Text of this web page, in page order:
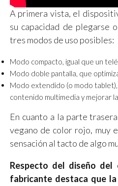
A primera vista, el
su capacidad de plegarse
tres modos de uso posibles:
Modo compacto, igual que un
Modo doble pantalla, que
Modo extendido (o modo
contenido multimedia y mejorar
En cuanto a la parte
vegano de color rojo, muy
sensación al tacto de algo
Respecto del diseño del
fabricante destaca que